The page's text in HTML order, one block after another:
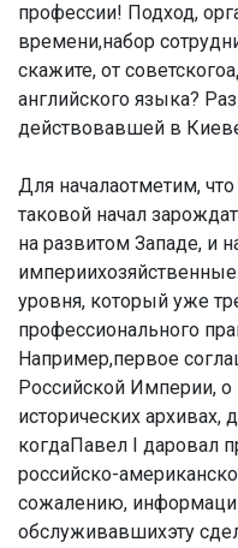
профессии! Подход,
времени,набор
скажите, от
английского языка?
действовавшей в
Для началаотметим,
таковой начал
на развитом Западе, и
уровня, который уже
профессионального
Например,первое
Российской Империи,
исторических архивах,
когдаПавел I даровал
российско-
сожалению,
обслуживавшихэту